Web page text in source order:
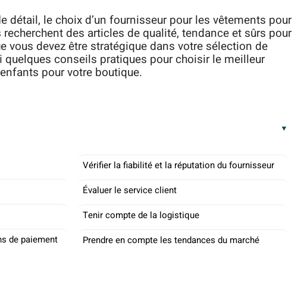
détail, le choix d’un fournisseur pour les vêtements pour
des articles de qualité, tendance et sûrs pour
vous devez être stratégique dans votre sélection de
conseils pratiques pour choisir le meilleur
pour votre boutique.
de paiement
Vérifier la fiabilité et la réputation du fournisseur
Évaluer le service client
Tenir compte de la logistique
Prendre en compte les tendances du marché